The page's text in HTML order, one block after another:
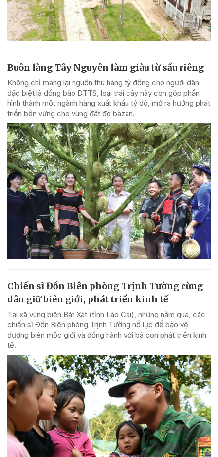
Buôn làng Tây Nguyên làm giàu từ sầu riêng
Không chỉ mang lại nguồn thu hàng tỷ đồng cho người dân,
đặc biệt là đồng bào DTTS, loại trái cây này còn góp phần
hình thành một ngành hàng xuất khẩu tỷ đô, mở ra hướng phát
triển bền vững cho vùng đất đỏ bazan.
Chiến sĩ Đồn Biên phòng Trịnh Tường cùng
dân giữ biên giới, phát triển kinh tế
Tại xã vùng biên Bát Xát (tỉnh Lào Cai), những năm qua, các
chiến sĩ Đồn Biên phòng Trịnh Tường nỗ lực để bảo vệ
đường biên mốc giới và đồng hành với bà con phát triển kinh
tế.